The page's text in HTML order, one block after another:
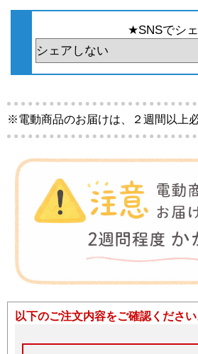
★SNSでシ
※電動商品のお届けは、２週間以上必
以下のご注文内容をご確認ください